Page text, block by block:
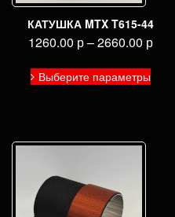
КАТУШКА MTX T615-44
1260.00 р–2660.00 р
Выберите параметры
Этот
товар